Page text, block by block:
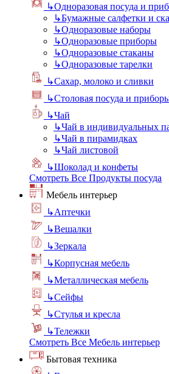
↳Одноразовая посуда и
↳Бумажные салфетки и
↳Одноразовые наборы
↳Одноразовые приборы
↳Одноразовые стаканы
↳Одноразовые тарелки
↳Сахар, молоко и сливки
↳Столовая посуда и
↳Чай
↳Чай в индивидуальных
↳Чай в пирамидках
↳Чай листовой
↳Шоколад и конфеты
Смотреть Все Продукты посуда
Мебель интерьер
↳Аптечки
↳Вешалки
↳Зеркала
↳Корпусная мебель
↳Металлическая мебель
↳Сейфы
↳Стулья и кресла
↳Тележки
Смотреть Все Мебель интерьер
Бытовая техника